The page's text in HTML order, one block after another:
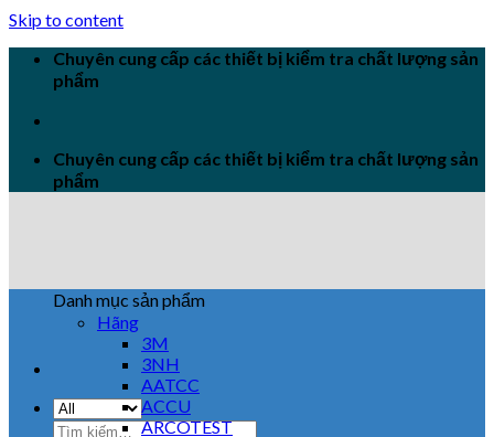
Skip to content
Chuyên cung cấp các thiết bị kiểm tra chất lượng sản
phẩm
Chuyên cung cấp các thiết bị kiểm tra chất lượng sản
phẩm
Danh mục sản phẩm
Hãng
3M
3NH
AATCC
ACCU
ARCOTEST